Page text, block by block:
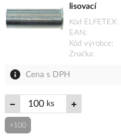
lisovací
Kód ELFETEX
EAN
Kód výrobce
Značka
Cena s DPH
ks
+100